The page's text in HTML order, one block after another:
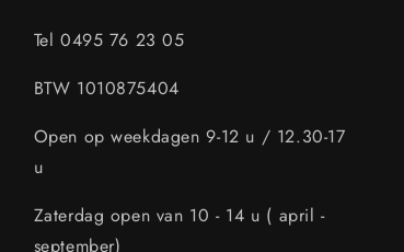
Tel 0495 76 23 05
BTW 1010875404
Open op weekdagen 9-12 u / 12.30-17
u
Zaterdag open van 10 - 14 u ( april -
september)